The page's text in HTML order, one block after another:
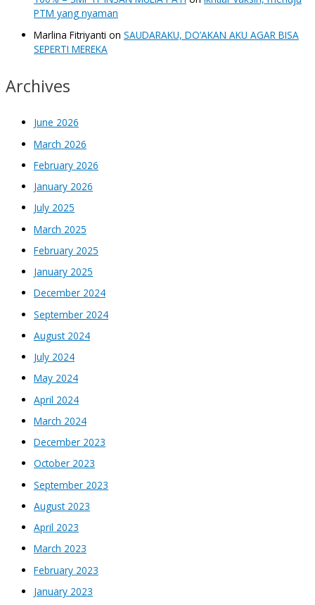
PTM yang nyaman
Marlina Fitriyanti on SAUDARAKU, DO’AKAN AKU AGAR BISA
SEPERTI MEREKA
Archives
June 2026
March 2026
February 2026
January 2026
July 2025
March 2025
February 2025
January 2025
December 2024
September 2024
August 2024
July 2024
May 2024
April 2024
March 2024
December 2023
October 2023
September 2023
August 2023
April 2023
March 2023
February 2023
January 2023